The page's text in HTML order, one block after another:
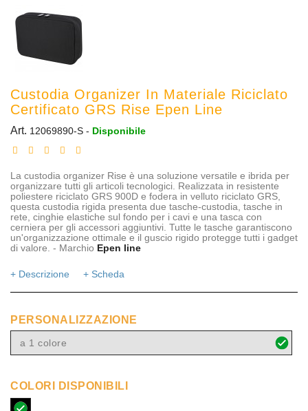
Custodia Organizer In Materiale Riciclato
Certificato GRS Rise Epen Line
Art. 12069890-S - Disponibile
La custodia organizer Rise è una soluzione versatile e ibrida per
organizzare tutti gli articoli tecnologici. Realizzata in resistente
poliestere riciclato GRS 900D e fodera in velluto riciclato GRS,
questa custodia rigida presenta due tasche-custodia, tasche in
rete, cinghie elastiche sul fondo per i cavi e una tasca con
cerniera per gli accessori aggiuntivi. Tutte le tasche garantiscono
un'organizzazione ottimale e il guscio rigido protegge tutti i gadget
di valore. - Marchio Epen line
+ Descrizione + Scheda
PERSONALIZZAZIONE
a 1 colore
COLORI DISPONIBILI
nero